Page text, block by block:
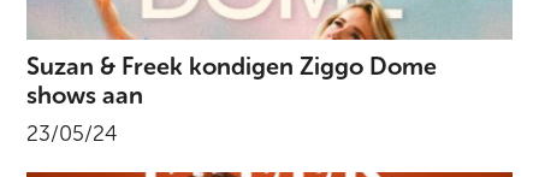
Suzan & Freek kondigen Ziggo Dome
shows aan
23/05/24